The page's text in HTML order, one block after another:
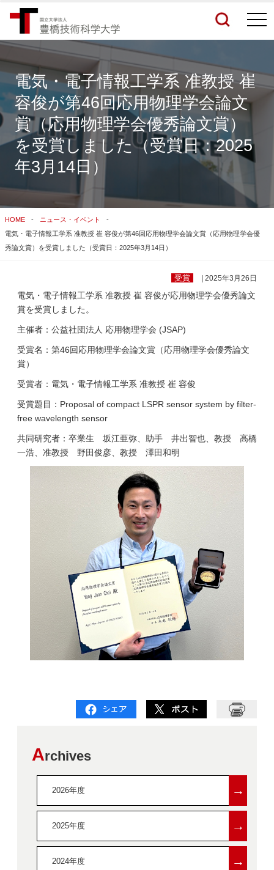
検索結果をもっと見る
関連サイトすべてを検索する
電気・電子情報工学系 准教授 崔
容俊が第46回応用物理学会論文
賞（応用物理学会優秀論文賞）
を受賞しました（受賞日：2025
年3月14日）
HOME
ニュース・イベント
電気・電子情報工学系 准教授 崔 容俊が第46回応用物理学会論文賞（応用物理学会優
秀論文賞）を受賞しました（受賞日：2025年3月14日）
受賞 | 2025年3月26日
電気・電子情報工学系 准教授 崔 容俊が応用物理学会優秀論文
賞を受賞しました。
主催者：公益社団法人 応用物理学会 (JSAP)
受賞名：第46回応用物理学会論文賞（応用物理学会優秀論文
賞）
受賞者：電気・電子情報工学系 准教授 崔 容俊
受賞題目：Proposal of compact LSPR sensor system by filter-
free wavelength sensor
共同研究者：卒業生 坂江亜弥、助手 井出智也、教授 高橋
一浩、准教授 野田俊彦、教授 澤田和明
Archives
2026年度 →
2025年度 →
2024年度 →